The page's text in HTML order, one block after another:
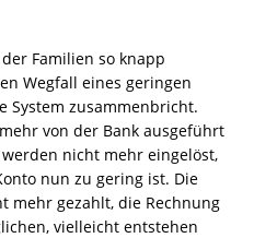
Familien so knapp
Wegfall eines geringen
System zusammenbricht.
von der Bank ausgeführt
nicht mehr eingelöst,
nun zu gering ist. Die
mehr gezahlt, die Rechnung
vielleicht entstehen